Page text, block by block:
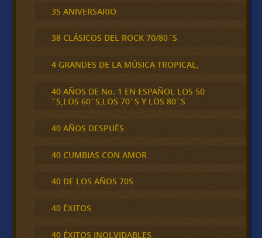
35 ANIVERSARIO
38 CLÁSICOS DEL ROCK 70/80´S
4 GRANDES DE LA MÚSICA TROPICAL,
40 AÑOS DE No. 1 EN ESPAÑOL LOS 50
´S,LOS 60´S,LOS 70´S Y LOS 80´S
40 AÑOS DESPUÉS
40 CUMBIAS CON AMOR
40 DE LOS AÑOS 70S
40 ÉXITOS
40 ÉXITOS INOLVIDABLES